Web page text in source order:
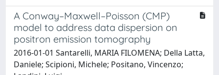
A Conway–Maxwell–Poisson (CMP)
model to address data dispersion on
positron emission tomography
2016-01-01 Santarelli, MARIA FILOMENA; Della Latta,
Daniele; Scipioni, Michele; Positano, Vincenzo;